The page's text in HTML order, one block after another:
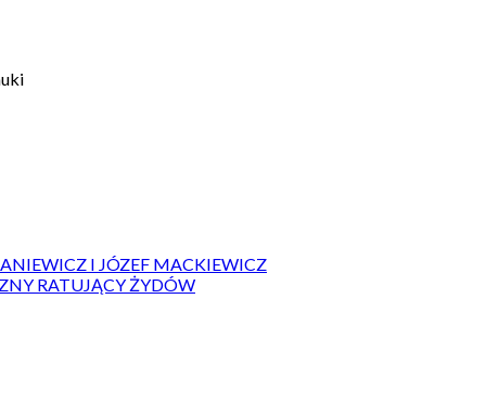
I JÓZEF MACKIEWICZ
RATUJĄCY ŻYDÓW